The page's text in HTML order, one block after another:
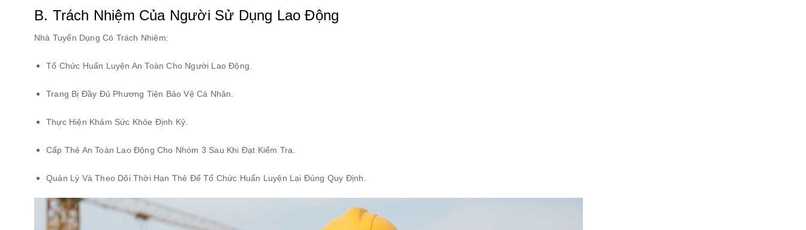
B. Trách Nhiệm Của Người Sử Dụng Lao Động
Nhà Tuyển Dụng Có Trách Nhiệm:
Tổ Chức Huấn Luyện An Toàn Cho Người Lao Động.
Trang Bị Đầy Đủ Phương Tiện Bảo Vệ Cá Nhân.
Thực Hiện Khám Sức Khỏe Định Kỳ.
Cấp Thẻ An Toàn Lao Động Cho Nhóm 3 Sau Khi Đạt Kiểm Tra.
Quản Lý Và Theo Dõi Thời Hạn Thẻ Để Tổ Chức Huấn Luyện Lại Đúng Quy Định.